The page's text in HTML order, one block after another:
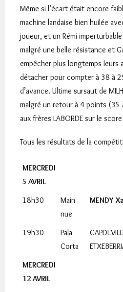
Même si l’écart était encore
machine landaise bien huilée
joueur, et un Rémi
malgré une belle résistance et
empêcher plus longtemps leurs
détacher pour compter à 38 à
d’avance. Ultime sursaut de
malgré un retour à 4 points (35
aux frères LABORDE sur le
Tous les résultats de la
MERCREDI
5 AVRIL
18h30
Main
nue
MENDY
19h30
Pala
Corta
MERCREDI
12 AVRIL